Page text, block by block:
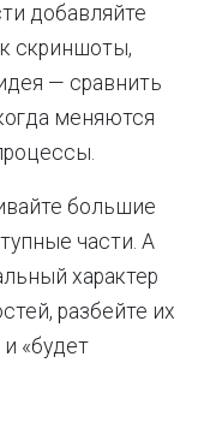
добавляйте
скриншоты,
— сравнить
меняются
большие
части. А
характер
разбейте их
«будет